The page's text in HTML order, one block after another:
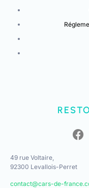
49 rue Voltaire,
92300 Levallois-Perret
contact@cars-de-